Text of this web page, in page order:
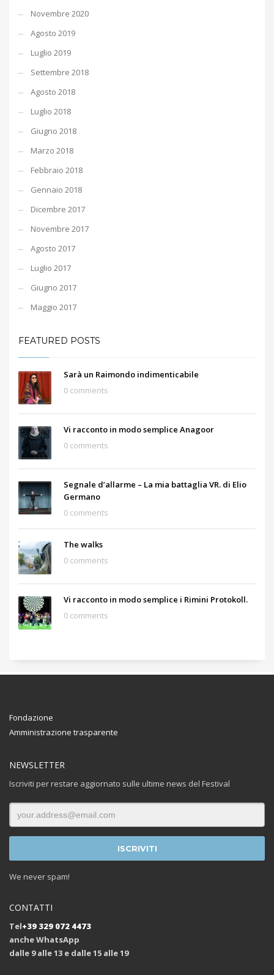
Novembre 2020
Agosto 2019
Luglio 2019
Settembre 2018
Agosto 2018
Luglio 2018
Giugno 2018
Marzo 2018
Febbraio 2018
Gennaio 2018
Dicembre 2017
Novembre 2017
Agosto 2017
Luglio 2017
Giugno 2017
Maggio 2017
FEATURED POSTS
Sarà un Raimondo indimenticabile
0 comments
Vi racconto in modo semplice Anagoor
0 comments
Segnale d’allarme – La mia battaglia VR. di Elio
Germano
0 comments
The walks
0 comments
Vi racconto in modo semplice i Rimini Protokoll.
0 comments
Fondazione
Amministrazione trasparente
NEWSLETTER
Iscriviti per restare aggiornato sulle ultime news del Festival
We never spam!
CONTATTI
Tel+39 329 072 4473
anche WhatsApp
dalle 9 alle 13 e dalle 15 alle 19